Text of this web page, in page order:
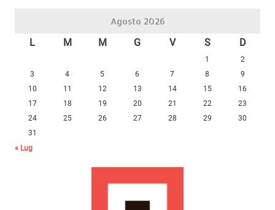
Agosto 2026
L M M G V S D
1
2
3
4 5 6 7 8
9
10
11 12 13 14 15
16
17
18 19 20 21 22
23
24
25 26 27 28 29
30
31
« Lug